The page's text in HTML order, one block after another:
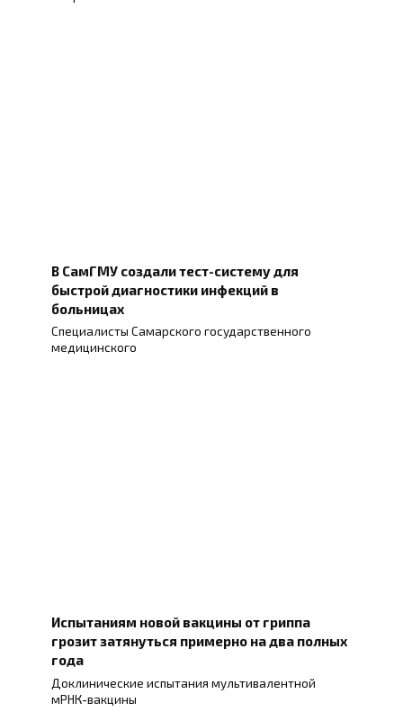
В СамГМУ создали тест-систему для
быстрой диагностики инфекций в
больницах
Специалисты Самарского государственного
медицинского
Испытаниям новой вакцины от гриппа
грозит затянуться примерно на два полных
года
Доклинические испытания мультивалентной
мРНК-вакцины